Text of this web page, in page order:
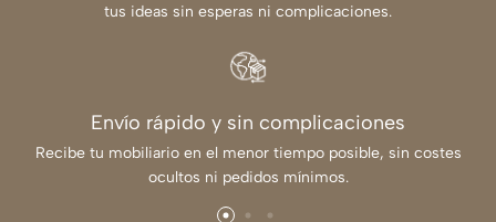
tus ideas sin esperas ni complicaciones.
Envío rápido y sin complicaciones
Recibe tu mobiliario en el menor tiempo posible, sin costes
ocultos ni pedidos mínimos.